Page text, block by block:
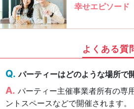
幸せエピソード
よくある質
パーティーはどのような場所で
パーティー主催事業者所有の専
ントスペースなどで開催されます。